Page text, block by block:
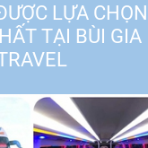
LỰA CHỌN
TẠI BÙI GIA